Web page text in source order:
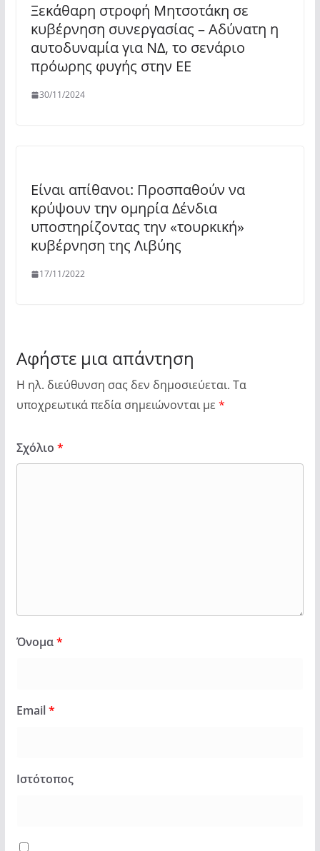
Ξεκάθαρη στροφή Μητσοτάκη σε
κυβέρνηση συνεργασίας – Αδύνατη η
αυτοδυναμία για ΝΔ, το σενάριο
πρόωρης φυγής στην ΕΕ
30/11/2024
Είναι απίθανοι: Προσπαθούν να
κρύψουν την ομηρία Δένδια
υποστηρίζοντας την «τουρκική»
κυβέρνηση της Λιβύης
17/11/2022
Αφήστε μια απάντηση
Η ηλ. διεύθυνση σας δεν δημοσιεύεται. Τα
υποχρεωτικά πεδία σημειώνονται με *
Σχόλιο *
Όνομα*
Email*
Ιστότοπος